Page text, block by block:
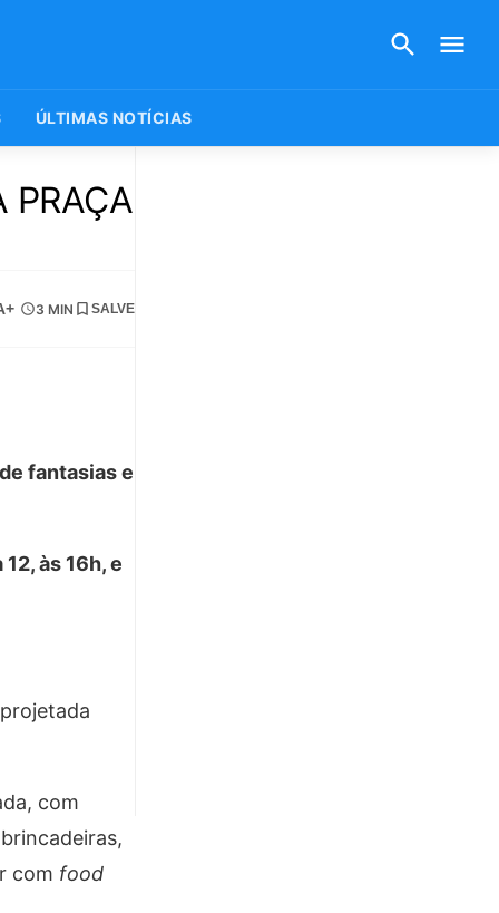
ÚLTIMAS NOTÍCIAS
PRAÇA
3 MIN SALVE
fantasias e
12, às 16h, e
com
com food